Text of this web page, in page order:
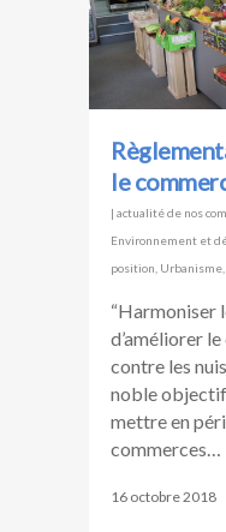
le
| actualité de nos
Environnement et
position
“Harmoniser
d’améliorer
contre les
noble
mettre en
commerces…
16 octobre 2018